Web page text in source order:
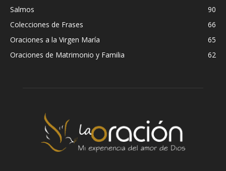
Salmos
90
Colecciones de Frases
66
Oraciones a la Virgen María
65
Oraciones de Matrimonio y Familia
62